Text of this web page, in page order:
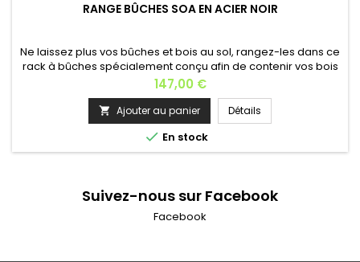
RANGE BÛCHES SOA EN ACIER NOIR
Ne laissez plus vos bûches et bois au sol, rangez-les dans ce
rack à bûches spécialement conçu afin de contenir vos bois
et bûches. En acier, elle prend peu de place au sol car le
rangement s'effectue en hauteur. Noir et d'un look moderne,
ce rack à bûches s'intègre dans les univers contemporains.
Dimensions disponibles: 50x20x90 cm / 50x20x120
cmMatière:...
Prix
147,00 €
 Ajouter au panier Détails
 En stock
Suivez-nous sur Facebook
Facebook